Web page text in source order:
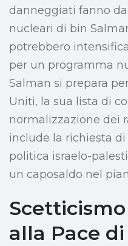
danneggiati fanno
nucleari di bin
potrebbero
per un programma
Salman si prepara
Uniti, la sua lista di
normalizzazione dei
include la richiesta
politica israelo-
un caposaldo nel
alla Pace